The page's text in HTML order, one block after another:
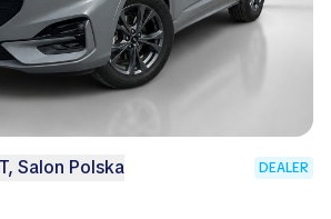
Salon Polska DEALER